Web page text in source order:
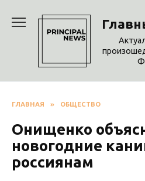
содержанию
ГЛАВНАЯ » ОБЩЕСТВО
Онищенко
новогодние
россиянам